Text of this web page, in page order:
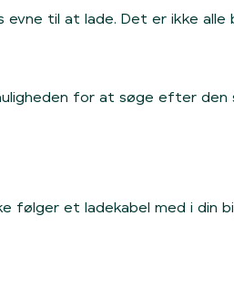
til at lade. Det er ikke alle
for at søge efter den
følger et ladekabel med i din